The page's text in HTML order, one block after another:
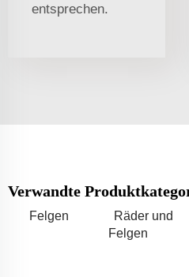
entsprechen.
Verwandte
Felgen
Räder und
Felgen